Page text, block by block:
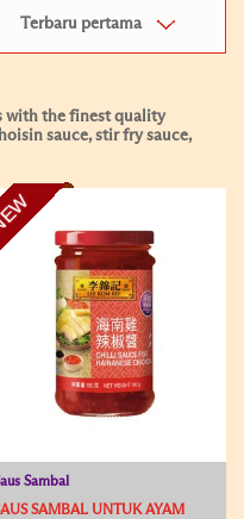
Terbaru pertama
with the finest quality
sauce, stir fry sauce,
Sambal
SAMBAL UNTUK AYAM